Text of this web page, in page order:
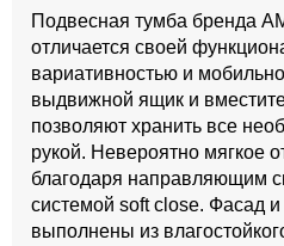
Подвесная тумба бренда
отличается своей
вариативностью и
выдвижной ящик и
позволяют хранить все
рукой. Невероятно мягкое
благодаря направляющим
системой soft close. Фасад
выполнены из